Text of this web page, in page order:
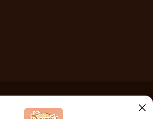
ไม่ขอรับผิดชอบต่อข้อความใดๆ ทั้งสิ้น ดังนั้นผู้อ่านทุกท่านโปรดใช้